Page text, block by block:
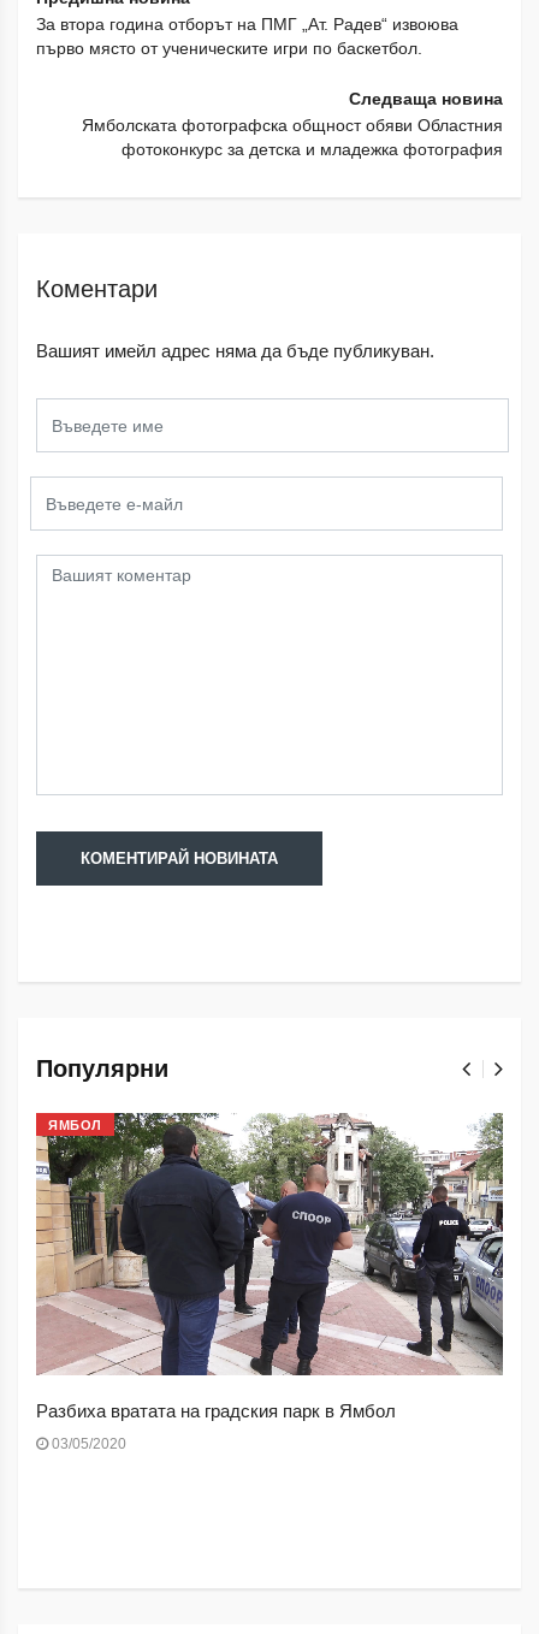
За втора година отборът на ПМГ „Ат. Радев“ извоюва
първо място от ученическите игри по баскетбол.
Следваща новина
Ямболската фотографска общност обяви Областния
фотоконкурс за детска и младежка фотография
Коментари
Вашият имейл адрес няма да бъде публикуван.
Популярни
ЯМБОЛ
Разбиха вратата на градския парк в Ямбол
03/05/2020